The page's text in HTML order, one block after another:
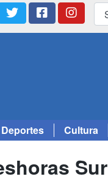
Deportes Cultura
Sur